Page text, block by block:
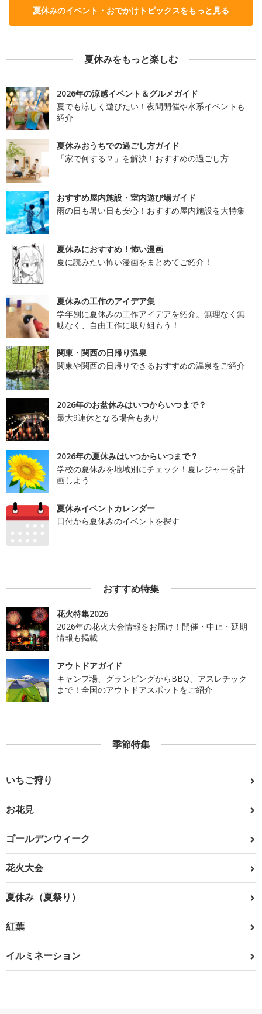
夏休みのイベント・おでかけトピックスをもっと見る
夏休みをもっと楽しむ
2026年の涼感イベント＆グルメガイド
夏でも涼しく遊びたい！夜間開催や水系イベントも
紹介
夏休みおうちでの過ごし方ガイド
「家で何する？」を解決！おすすめの過ごし方
おすすめ屋内施設・室内遊び場ガイド
雨の日も暑い日も安心！おすすめ屋内施設を大特集
夏休みにおすすめ！怖い漫画
夏に読みたい怖い漫画をまとめてご紹介！
夏休みの工作のアイデア集
学年別に夏休みの工作アイデアを紹介。無理なく無
駄なく、自由工作に取り組もう！
関東・関西の日帰り温泉
関東や関西の日帰りできるおすすめの温泉をご紹介
2026年のお盆休みはいつからいつまで？
最大9連休となる場合もあり
2026年の夏休みはいつからいつまで？
学校の夏休みを地域別にチェック！夏レジャーを計
画しよう
夏休みイベントカレンダー
日付から夏休みのイベントを探す
おすすめ特集
花火特集2026
2026年の花火大会情報をお届け！開催・中止・延期
情報も掲載
アウトドアガイド
キャンプ場、グランピングからBBQ、アスレチック
まで！全国のアウトドアスポットをご紹介
季節特集
いちご狩り
お花見
ゴールデンウィーク
花火大会
夏休み（夏祭り）
紅葉
イルミネーション